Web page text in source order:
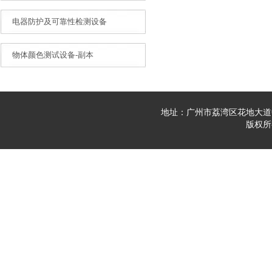
电器防护及可靠性检测设备
物体颜色测试设备-副本
地址：广州市荔湾区花地大
版权